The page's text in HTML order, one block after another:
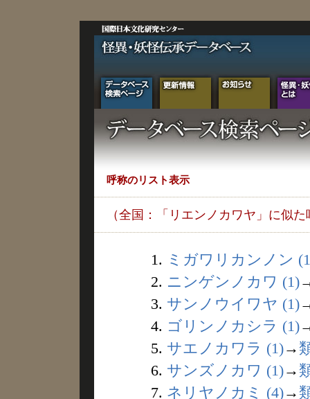
呼称のリスト表示
（全国：「リエンノカワヤ」に似た
1. ミガワリカンノン
2. ニンゲンノカワ (1)
3. サンノウイワヤ (1)
4. ゴリンノカシラ (1)
5. サエノカワラ (1)→
6. サンズノカワ (1)→
7. ネリヤノカミ (4)→